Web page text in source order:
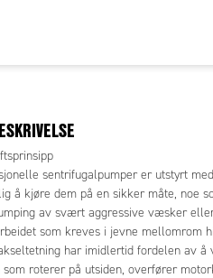
sentrifugalpumper er utstyrt
å kjøre dem på en sikker måte, noe
av svært aggressive væsker
som kreves i jevne mellomrom
har imidlertid fordelen av
som roterer på utsiden, overfører